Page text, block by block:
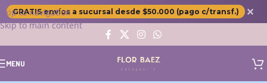
Skip to navigation
Skip to main content
GRATIS envíos a sucursal desde $50.000 (pago c/transf.) ✕
MENU